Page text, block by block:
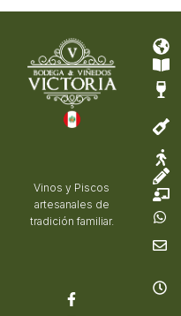
Vinos y Piscos
artesanales de
tradición familiar.